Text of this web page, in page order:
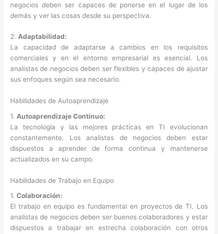
negocios deben ser capaces de ponerse en el lugar de los
demás y ver las cosas desde su perspectiva.
2.Adaptabilidad:
La capacidad de adaptarse a cambios en los requisitos
comerciales y en el entorno empresarial es esencial. Los
analistas de negocios deben ser flexibles y capaces de ajustar
sus enfoques según sea necesario.
Habilidades de Autoaprendizaje
1. Autoaprendizaje Continuo:
La tecnología y las mejores prácticas en TI evolucionan
constantemente. Los analistas de negocios deben estar
dispuestos a aprender de forma continua y mantenerse
actualizados en su campo.
Habilidades de Trabajo en Equipo
1.Colaboración:
El trabajo en equipo es fundamental en proyectos de TI. Los
analistas de negocios deben ser buenos colaboradores y estar
dispuestos a trabajar en estrecha colaboración con otros